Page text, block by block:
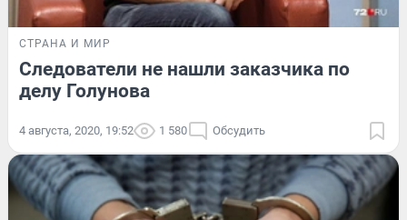
СТРАНА И МИР
Следователи не нашли заказчика по
делу Голунова
4 августа, 2020, 19:52 1 580 Обсудить